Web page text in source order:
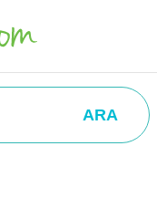
ARA